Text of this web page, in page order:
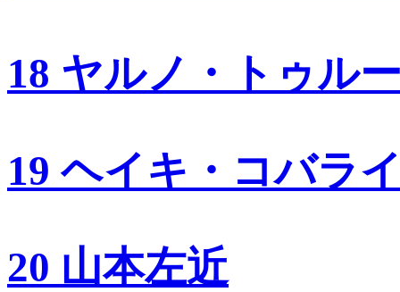
18 ヤルノ・トゥル
19 ヘイキ・コバラ
20 山本左近